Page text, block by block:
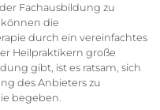
Fachausbildung zu
die
durch ein vereinfachtes
Heilpraktikern große
gibt, ist es ratsam, sich
des Anbieters zu
begeben.